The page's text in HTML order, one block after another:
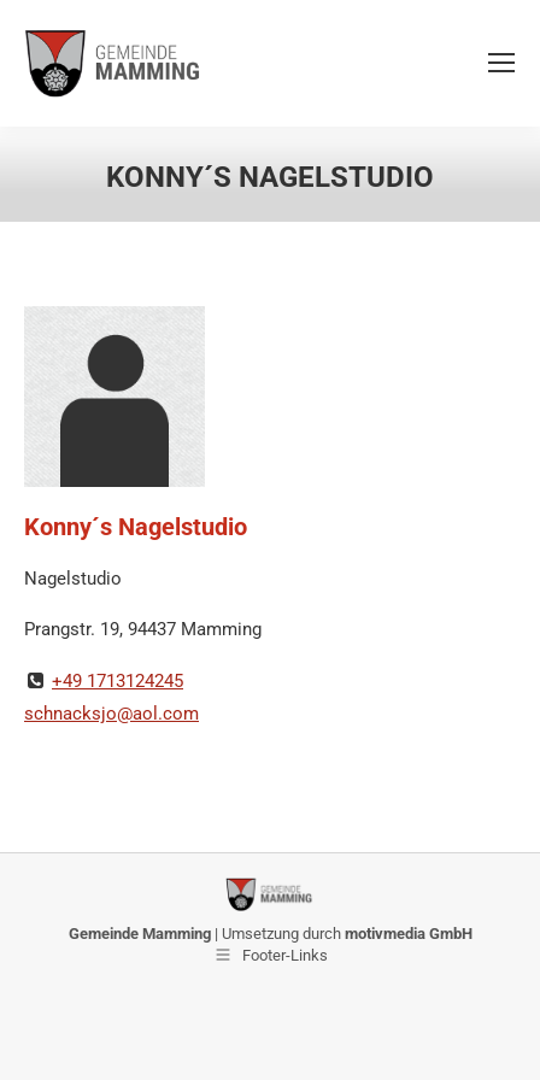
KONNY´S NAGELSTUDIO
Konny´s Nagelstudio
Nagelstudio
Prangstr. 19, 94437 Mamming
+49 1713124245
schnacksjo@aol.com
Gemeinde Mamming| Umsetzung durch motivmedia GmbH
Footer-Links